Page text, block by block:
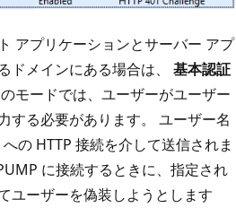
アプリケーションとサーバー アプ
ドメインにある場合は、 基本認証
モードでは、ユーザーがユーザー
する必要があります。 ユーザー名
の HTTP 接続を介して送信されま
に接続するときに、指定され
ユーザーを偽装しようとします